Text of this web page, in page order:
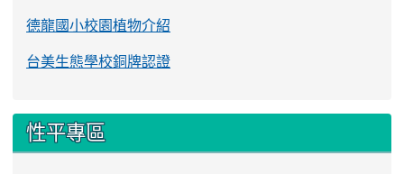
德龍國小校園植物介紹
台美生態學校銅牌認證
性平專區